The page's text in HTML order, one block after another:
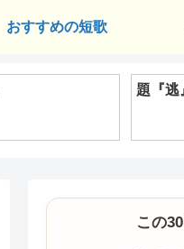
おすすめの短歌
題『逃
この